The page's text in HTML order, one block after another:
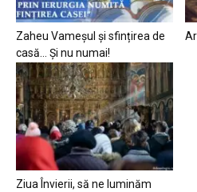
Zaheu Vameșul și sfințirea de
casă… Și nu numai!
Ziua Învierii, să ne luminăm